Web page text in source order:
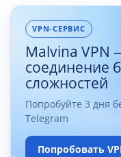
VPN-СЕРВИС
Malvina VPN
соединение
сложностей
Попробуйте 3 дня
Telegram
Попробовать